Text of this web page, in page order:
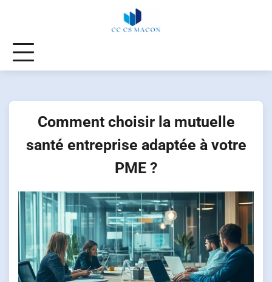
Comment choisir la mutuelle
santé entreprise adaptée à votre
PME ?